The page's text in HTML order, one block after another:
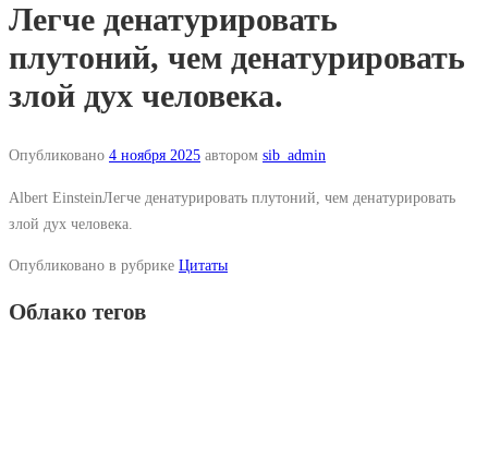
Легче денатурировать
плутоний, чем денатурировать
злой дух человека.
Опубликовано 4 ноября 2025 автором sib_admin
Albert EinsteinЛегче денатурировать плутоний, чем денатурировать
злой дух человека.
Опубликовано в рубрике Цитаты
Облако тегов